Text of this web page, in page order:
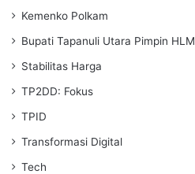
Kemenko Polkam
‎Bupati Tapanuli Utara Pimpin HLM
Stabilitas Harga
TP2DD: Fokus
TPID
Transformasi Digital
Tech